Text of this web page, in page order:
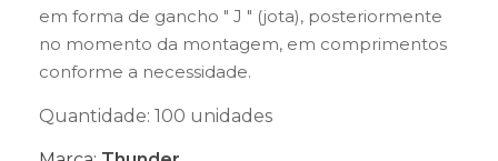
em forma de gancho " J " (jota), posteriormente
no momento da montagem, em comprimentos
conforme a necessidade.
Quantidade: 100 unidades